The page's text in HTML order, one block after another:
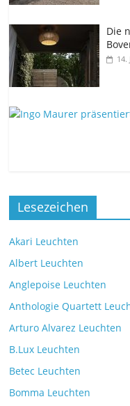
Die
14.
7.
Lesezeichen
Akari Leuchten
Albert Leuchten
Anglepoise Leuchten
Anthologie Quartett
Arturo Alvarez Leuchten
B.Lux Leuchten
Betec Leuchten
Bomma Leuchten